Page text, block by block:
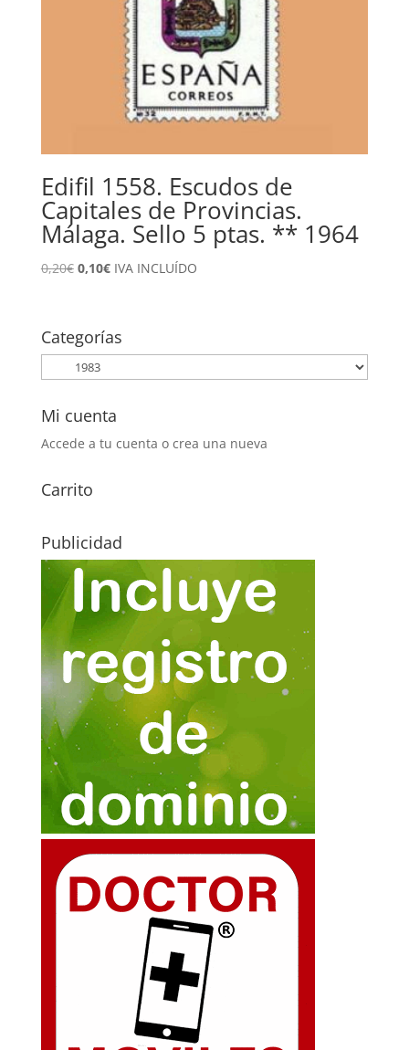
Edifil 1558. Escudos de
Capitales de Provincias.
Málaga. Sello 5 ptas. ** 1964
0,20€ El
era:
0,20€.
0,10€El
es:
0,10€.
IVA INCLUÍDO
Categorías
Mi cuenta
Accede a tu cuenta o crea una nueva
Carrito
Publicidad